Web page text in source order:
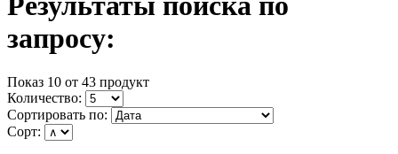
запросу:
Показ 10 от 43 продукт
Количество:
Сортировать по:
Сорт: